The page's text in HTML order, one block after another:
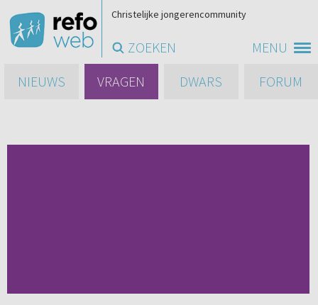
MENU
Christelijke jongerencommunity
ZOEKEN
NIEUWS
VRAGEN DWARS FORUM